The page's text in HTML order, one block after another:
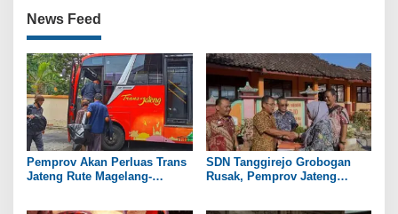
News Feed
Pemprov Akan Perluas Trans
Jateng Rute Magelang-
SDN Tanggirejo Grobogan
Rusak, Pemprov Jateng